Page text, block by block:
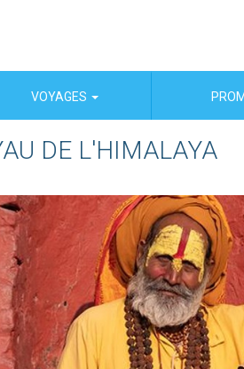
VOYAGES
DE L'HIMALAYA